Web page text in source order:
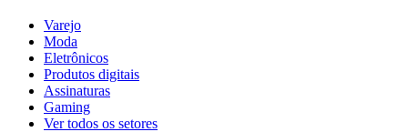
Varejo
Moda
Eletrônicos
Produtos digitais
Assinaturas
Gaming
Ver todos os setores